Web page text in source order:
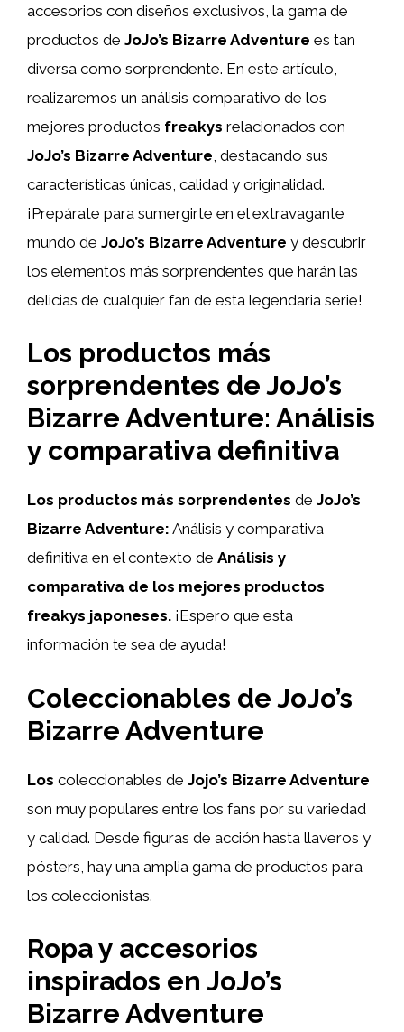
accesorios con diseños exclusivos, la gama de
productos de JoJo’s Bizarre Adventure es tan
diversa como sorprendente. En este artículo,
realizaremos un análisis comparativo de los
mejores productos freakys relacionados con
JoJo’s Bizarre Adventure , destacando sus
características únicas, calidad y originalidad.
¡Prepárate para sumergirte en el extravagante
mundo de JoJo’s Bizarre Adventure y descubrir
los elementos más sorprendentes que harán las
delicias de cualquier fan de esta legendaria serie!
Los productos más
sorprendentes de JoJo’s
Bizarre Adventure: Análisis
y comparativa definitiva
Los productos más sorprendentes de JoJo’s
Bizarre Adventure: Análisis y comparativa
definitiva en el contexto de Análisis y
comparativa de los mejores productos
freakys japoneses. ¡Espero que esta
información te sea de ayuda!
Coleccionables de JoJo’s
Bizarre Adventure
Los coleccionables de Jojo’s Bizarre Adventure
son muy populares entre los fans por su variedad
y calidad. Desde figuras de acción hasta llaveros y
pósters, hay una amplia gama de productos para
los coleccionistas.
Ropa y accesorios
inspirados en JoJo’s
Bizarre Adventure